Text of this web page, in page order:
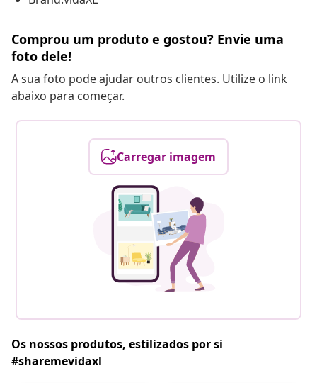
Comprou um produto e gostou? Envie uma
foto dele!
A sua foto pode ajudar outros clientes. Utilize o link
abaixo para começar.
Carregar imagem
Os nossos produtos, estilizados por si
#sharemevidaxl